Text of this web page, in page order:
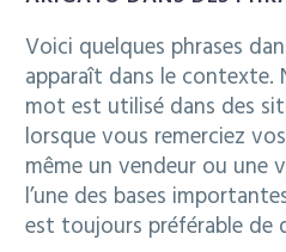
Voici quelques phrases
apparaît dans le contexte.
mot est utilisé dans des
lorsque vous remerciez
même un vendeur ou une
l’une des bases
est toujours préférable de